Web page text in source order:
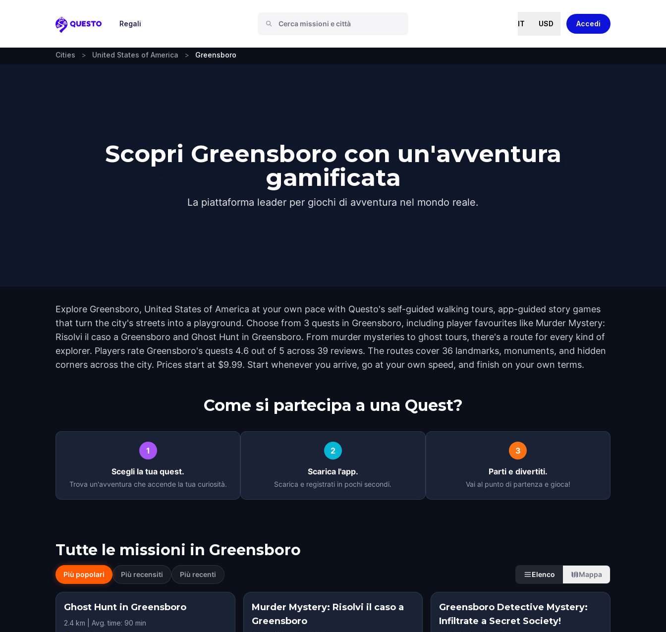
Questo
Regali IT USD Accedi
Cities > United States of America > Greensboro
Scopri Greensboro con un'avventura
gamificata
La piattaforma leader per giochi di avventura nel mondo reale.
Explore Greensboro, United States of America at your own pace with Questo's self-guided walking tours, app-guided story games
that turn the city's streets into a playground. Choose from 3 quests in Greensboro, including player favourites like Murder Mystery:
Risolvi il caso a Greensboro and Ghost Hunt in Greensboro. From murder mysteries to ghost tours, there's a route for every kind of
explorer. Players rate Greensboro's quests 4.6 out of 5 across 39 reviews. The routes cover 36 landmarks, monuments, and hidden
corners across the city. Prices start at $9.99. Start whenever you arrive, go at your own speed, and finish on your own terms.
Come si partecipa a una Quest?
1
Scegli la tua quest.
Trova un'avventura che accende la tua curiosità.
2
Scarica l'app.
Scarica e registrati in pochi secondi.
3
Parti e divertiti.
Vai al punto di partenza e gioca!
Tutte le missioni in Greensboro
Più popolari Più recensiti Più recenti Elenco Mappa
Ghost Hunt in Greensboro
2.4 km | Avg. time: 90 min
Murder Mystery: Risolvi il caso a
Greensboro
Greensboro Detective Mystery:
Infiltrate a Secret Society!